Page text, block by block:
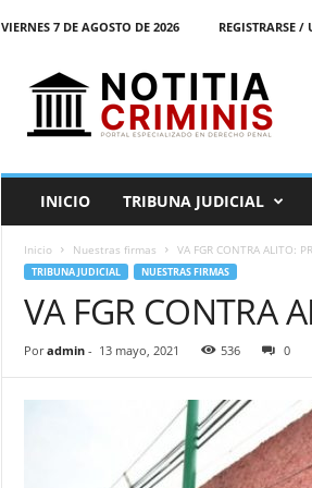
VIERNES 7 DE AGOSTO DE 2026 REGISTRARSE /
INICIO TRIBUNA JUDICIAL
Inicio Nuestras firmas VA FGR CONTRA ALITO:
TRIBUNA JUDICIAL NUESTRAS FIRMAS
VA FGR CONTRA
Por admin- 13 mayo, 2021 536 0